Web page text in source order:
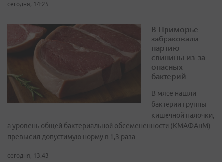
сегодня, 14:25
В Приморье
забраковали
партию
свинины из-за
опасных
бактерий
В мясе нашли
бактерии группы
кишечной палочки,
а уровень общей бактериальной обсемененности (КМАФАнМ)
превысил допустимую норму в 1,3 раза
сегодня, 13:43